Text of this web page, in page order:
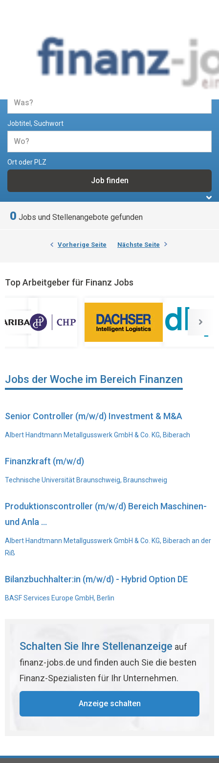
Jobs und Stellenangebote im
Bereich Finanzen
Jobtitel, Suchwort
Ort oder PLZ
0 Jobs und Stellenangebote gefunden
Vorherige Seite Nächste Seite
Top Arbeitgeber für Finanz Jobs
Jobs der Woche im Bereich Finanzen
Senior Controller (m/w/d) Investment & M&A
Albert Handtmann Metallgusswerk GmbH & Co. KG, Biberach
Finanzkraft (m/w/d)
Technische Universität Braunschweig, Braunschweig
Produktionscontroller (m/w/d) Bereich Maschinen-
und Anla ...
Albert Handtmann Metallgusswerk GmbH & Co. KG, Biberach an der
Riß
Bilanzbuchhalter:in (m/w/d) - Hybrid Option DE
BASF Services Europe GmbH, Berlin
Schalten Sie Ihre Stellenanzeige auf
finanz-jobs.de und finden auch Sie die besten
Finanz-Spezialisten für Ihr Unternehmen.
Anzeige schalten